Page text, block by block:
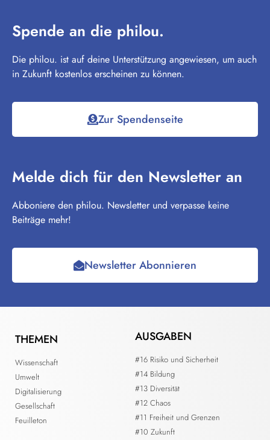
Spende an die philou.
Die philou. ist auf deine Unterstützung angewiesen, um auch
in Zukunft kostenlos erscheinen zu können.
Zur Spendenseite
Melde dich für den Newsletter an
Abboniere den philou. Newsletter und verpasse keine
Beiträge mehr!
Newsletter Abonnieren
THEMEN
Wissenschaft
Umwelt
Digitalisierung
Gesellschaft
Feuilleton
AUSGABEN
#16 Risiko und Sicherheit
#14 Bildung
#13 Diversität
#12 Chaos
#11 Freiheit und Grenzen
#10 Zukunft